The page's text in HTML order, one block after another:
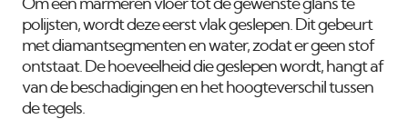
Om een marmeren vloer tot de gewenste glans te
polijsten, wordt deze eerst vlak geslepen. Dit gebeurt
met diamantsegmenten en water, zodat er geen stof
ontstaat. De hoeveelheid die geslepen wordt, hangt af
van de beschadigingen en het hoogteverschil tussen
de tegels.